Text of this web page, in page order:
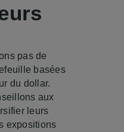
pas de
basées
du dollar.
aux
leurs
expositions